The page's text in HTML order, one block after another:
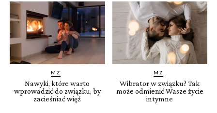
MZ
Nawyki, które warto
wprowadzić do związku, by
zacieśniać więź
MZ
Wibrator w związku? Tak
może odmienić Wasze życie
intymne